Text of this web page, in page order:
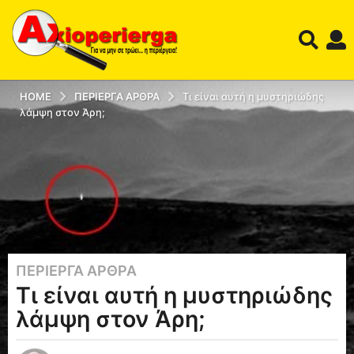
HOME ΠΕΡΊΕΡΓΑ ΆΡΘΡΑ
Τι είναι αυτή η μυστηριώδης
λάμψη στον Άρη;
1
2
έ
τ
ΠΕΡΊΕΡΓΑ ΆΡΘΡΑ
Τι είναι αυτή η μυστηριώδης
λάμψη στον Άρη;